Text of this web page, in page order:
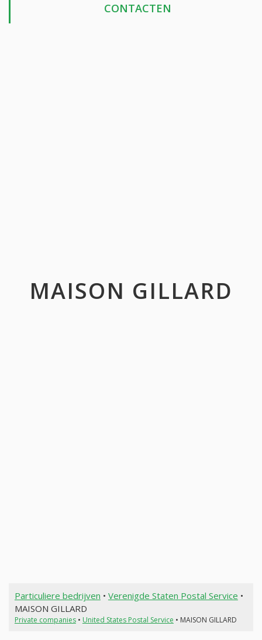
CONTACTEN
MAISON GILLARD
Particuliere bedrijven • Verenigde Staten Postal Service •
MAISON GILLARD
Private companies• United States Postal Service • MAISON GILLARD